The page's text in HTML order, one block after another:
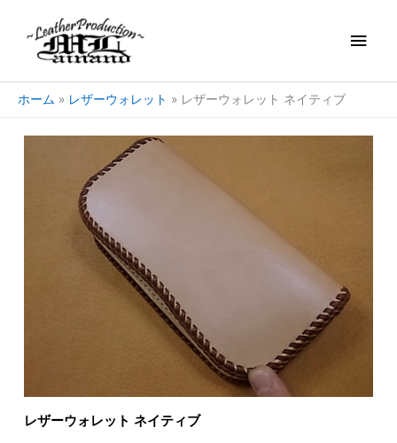
キ
メ
ホーム レザーウォレット レザーウォレット ネイティブ
レザーウォレット ネイティブ